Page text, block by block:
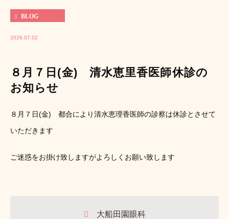
BLOG
2026.07.02
８月７日(金) 清水恵里香医師休診の
お知らせ
８月７日(金) 都合により清水恵理香医師の診察は休診とさせて
いただきます
ご迷惑をお掛け致しますがよろしくお願い致します
大船田園眼科